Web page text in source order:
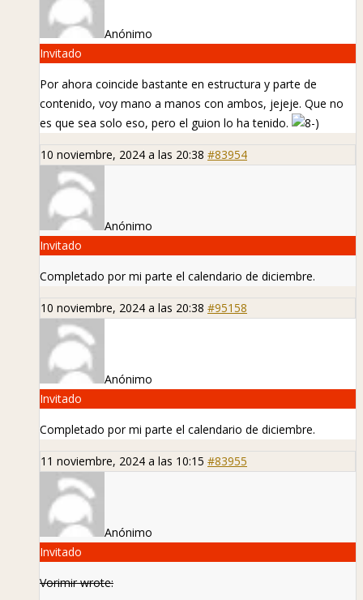
Anónimo
Invitado
Por ahora coincide bastante en estructura y parte de
contenido, voy mano a manos con ambos, jejeje. Que no
es que sea solo eso, pero el guion lo ha tenido.
10 noviembre, 2024 a las 20:38 #83954
Anónimo
Invitado
Completado por mi parte el calendario de diciembre.
10 noviembre, 2024 a las 20:38 #95158
Anónimo
Invitado
Completado por mi parte el calendario de diciembre.
11 noviembre, 2024 a las 10:15 #83955
Anónimo
Invitado
Vorimir wrote: